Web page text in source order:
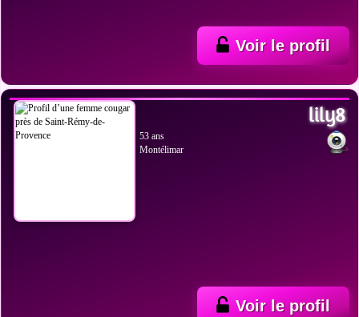
Voir le profil
VOIR LES PHOTOS
lily8
53 ans
Montélimar
Voir le profil